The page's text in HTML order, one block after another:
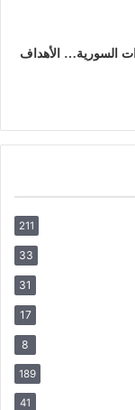
السورية… الأهداف
211
33
31
17
8
189
41